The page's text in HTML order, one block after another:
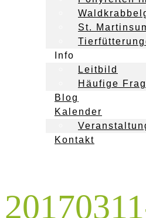
St.
Info
Leitbild
Häufige
Blog
Kalender
Kontakt